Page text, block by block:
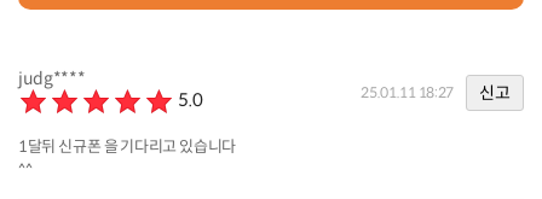
judg****
5.0
25.01.11 18:27 신고
1달뒤 신규폰 을 기다리고 있습니다
^^